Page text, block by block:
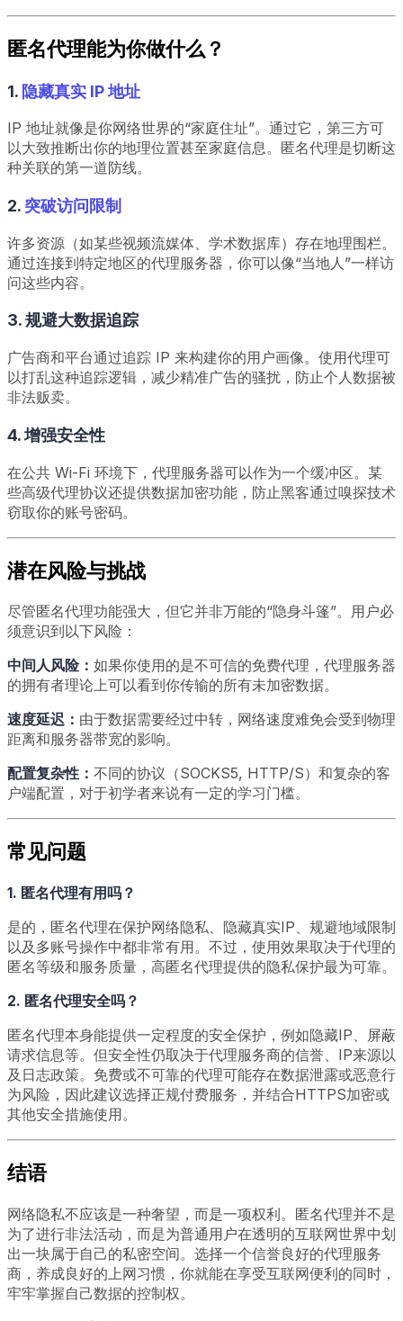
匿名代理能为你做什么？
1. 隐藏真实 IP 地址
IP 地址就像是你网络世界的“家庭住址”。通过它，第三方可
以大致推断出你的地理位置甚至家庭信息。匿名代理是切断这
种关联的第一道防线。
2. 突破访问限制
许多资源（如某些视频流媒体、学术数据库）存在地理围栏。
通过连接到特定地区的代理服务器，你可以像“当地人”一样访
问这些内容。
3. 规避大数据追踪
广告商和平台通过追踪 IP 来构建你的用户画像。使用代理可
以打乱这种追踪逻辑，减少精准广告的骚扰，防止个人数据被
非法贩卖。
4. 增强安全性
在公共 Wi-Fi 环境下，代理服务器可以作为一个缓冲区。某
些高级代理协议还提供数据加密功能，防止黑客通过嗅探技术
窃取你的账号密码。
潜在风险与挑战
尽管匿名代理功能强大，但它并非万能的“隐身斗篷”。用户必
须意识到以下风险：
中间人风险： 如果你使用的是不可信的免费代理，代理服务器
的拥有者理论上可以看到你传输的所有未加密数据。
速度延迟： 由于数据需要经过中转，网络速度难免会受到物理
距离和服务器带宽的影响。
配置复杂性： 不同的协议（SOCKS5, HTTP/S）和复杂的客
户端配置，对于初学者来说有一定的学习门槛。
常见问题
1. 匿名代理有用吗？
是的，匿名代理在保护网络隐私、隐藏真实IP、规避地域限制
以及多账号操作中都非常有用。不过，使用效果取决于代理的
匿名等级和服务质量，高匿名代理提供的隐私保护最为可靠。
2. 匿名代理安全吗？
匿名代理本身能提供一定程度的安全保护，例如隐藏IP、屏蔽
请求信息等。但安全性仍取决于代理服务商的信誉、IP来源以
及日志政策。免费或不可靠的代理可能存在数据泄露或恶意行
为风险，因此建议选择正规付费服务，并结合HTTPS加密或
其他安全措施使用。
结语
网络隐私不应该是一种奢望，而是一项权利。匿名代理并不是
为了进行非法活动，而是为普通用户在透明的互联网世界中划
出一块属于自己的私密空间。选择一个信誉良好的代理服务
商，养成良好的上网习惯，你就能在享受互联网便利的同时，
牢牢掌握自己数据的控制权。